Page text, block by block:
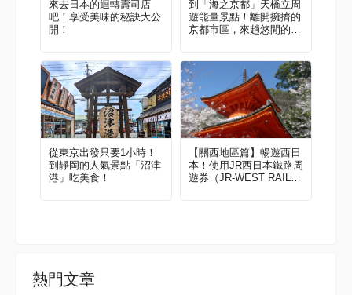
來去日本的迴轉壽司店
吧！享受美味的秘訣大公
開！
到「海之京都」天橋立周
遊能量景點！離開擁擠的
京都市區，來趟悠閒的電
從東京出發只要1小時！
到靜岡的人氣景點「沼津
港」吃美食！
【關西地區篇】暢遊西日
本！使用JR西日本鐵路周
遊券（JR-WEST RAIL P
熱門文章